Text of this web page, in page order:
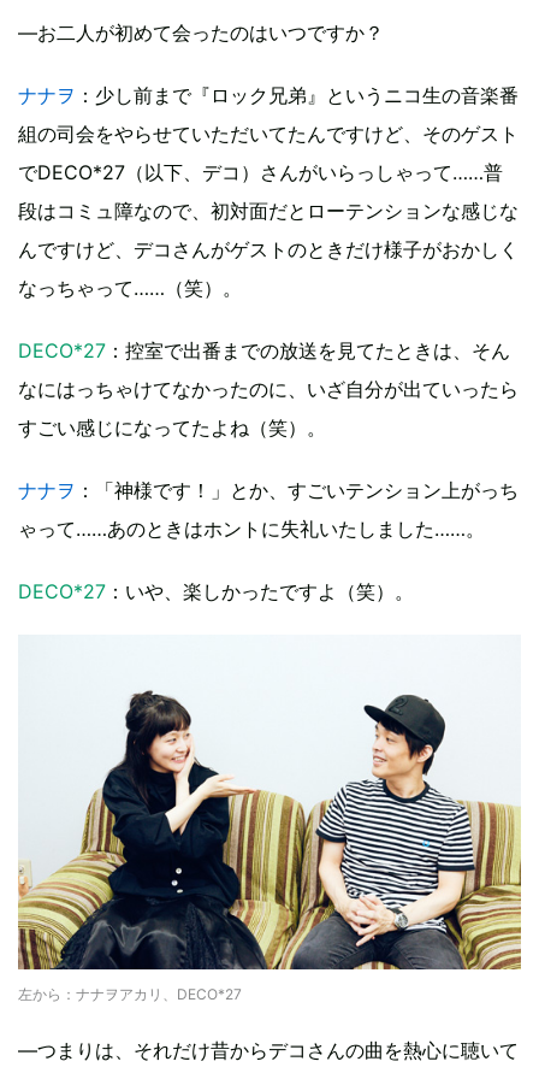
―お二人が初めて会ったのはいつですか？
ナナヲ ：少し前まで『ロック兄弟』というニコ生の音楽番
組の司会をやらせていただいてたんですけど、そのゲスト
でDECO*27（以下、デコ）さんがいらっしゃって……普
段はコミュ障なので、初対面だとローテンションな感じな
んですけど、デコさんがゲストのときだけ様子がおかしく
なっちゃって……（笑）。
DECO*27 ：控室で出番までの放送を見てたときは、そん
なにはっちゃけてなかったのに、いざ自分が出ていったら
すごい感じになってたよね（笑）。
ナナヲ ：「神様です！」とか、すごいテンション上がっち
ゃって……あのときはホントに失礼いたしました……。
DECO*27 ：いや、楽しかったですよ（笑）。
左から：ナナヲアカリ、DECO*27
―つまりは、それだけ昔からデコさんの曲を熱心に聴いて